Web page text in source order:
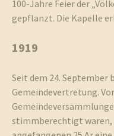
100-Jahre Feier der
gepflanzt. Die Kapelle
1919
Seit dem 24. September
Gemeindevertretung.
stimmberechtigt waren,